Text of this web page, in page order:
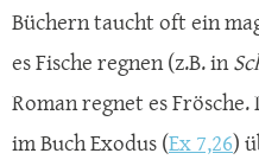
Büchern taucht oft ein
es Fische regnen (z.B. in
Roman regnet es
im Buch Exodus (Ex 7,26)